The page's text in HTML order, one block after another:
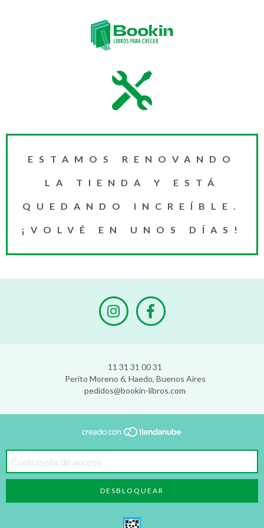
ESTAMOS RENOVANDO
LA TIENDA Y ESTÁ
QUEDANDO INCREÍBLE.
¡VOLVÉ EN UNOS DÍAS!
11 31 31 00 31
Perito Moreno 6, Haedo, Buenos Aires
pedidos@bookin-libros.com